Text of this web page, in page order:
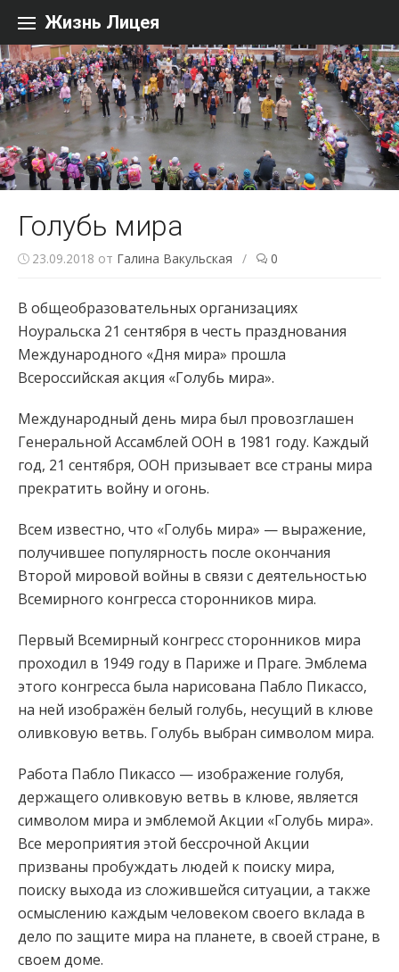
Жизнь Лицея
Голубь мира
23.09.2018 от Галина Вакульская / 0
В общеобразовательных организациях
Ноуральска 21 сентября в честь празднования
Международного «Дня мира» прошла
Всероссийская акция «Голубь мира».
Международный день мира был провозглашен
Генеральной Ассамблей ООН в 1981 году. Каждый
год, 21 сентября, ООН призывает все страны мира
прекратить войну и огонь.
Всем известно, что «Голубь мира» — выражение,
получившее популярность после окончания
Второй мировой войны в связи с деятельностью
Всемирного конгресса сторонников мира.
Первый Всемирный конгресс сторонников мира
проходил в 1949 году в Париже и Праге. Эмблема
этого конгресса была нарисована Пабло Пикассо,
на ней изображён белый голубь, несущий в клюве
оливковую ветвь. Голубь выбран символом мира.
Работа Пабло Пикассо — изображение голубя,
держащего оливковую ветвь в клюве, является
символом мира и эмблемой Акции «Голубь мира».
Все мероприятия этой бессрочной Акции
призваны пробуждать людей к поиску мира,
поиску выхода из сложившейся ситуации, а также
осмыслению каждым человеком своего вклада в
дело по защите мира на планете, в своей стране, в
своем доме.